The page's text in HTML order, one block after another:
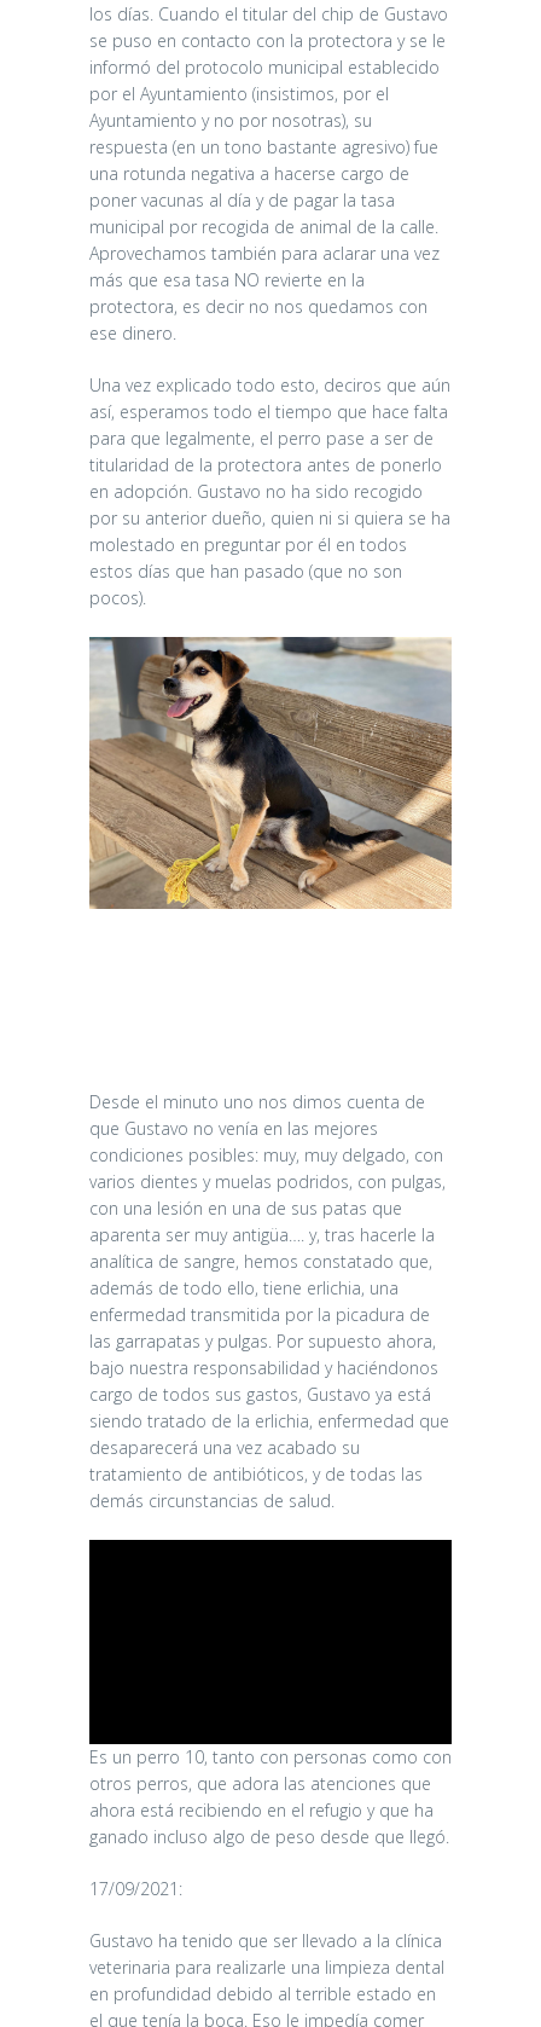
los días. Cuando el titular del chip de Gustavo
se puso en contacto con la protectora y se le
informó del protocolo municipal establecido
por el Ayuntamiento (insistimos, por el
Ayuntamiento y no por nosotras), su
respuesta (en un tono bastante agresivo) fue
una rotunda negativa a hacerse cargo de
poner vacunas al día y de pagar la tasa
municipal por recogida de animal de la calle.
Aprovechamos también para aclarar una vez
más que esa tasa NO revierte en la
protectora, es decir no nos quedamos con
ese dinero.
Una vez explicado todo esto, deciros que aún
así, esperamos todo el tiempo que hace falta
para que legalmente, el perro pase a ser de
titularidad de la protectora antes de ponerlo
en adopción. Gustavo no ha sido recogido
por su anterior dueño, quien ni si quiera se ha
molestado en preguntar por él en todos
estos días que han pasado (que no son
pocos).
Desde el minuto uno nos dimos cuenta de
que Gustavo no venía en las mejores
condiciones posibles: muy, muy delgado, con
varios dientes y muelas podridos, con pulgas,
con una lesión en una de sus patas que
aparenta ser muy antigüa…. y, tras hacerle la
analítica de sangre, hemos constatado que,
además de todo ello, tiene erlichia, una
enfermedad transmitida por la picadura de
las garrapatas y pulgas. Por supuesto ahora,
bajo nuestra responsabilidad y haciéndonos
cargo de todos sus gastos, Gustavo ya está
siendo tratado de la erlichia, enfermedad que
desaparecerá una vez acabado su
tratamiento de antibióticos, y de todas las
demás circunstancias de salud.
Es un perro 10, tanto con personas como con
otros perros, que adora las atenciones que
ahora está recibiendo en el refugio y que ha
ganado incluso algo de peso desde que llegó.
17/09/2021:
Gustavo ha tenido que ser llevado a la clínica
veterinaria para realizarle una limpieza dental
en profundidad debido al terrible estado en
el que tenía la boca. Eso le impedía comer